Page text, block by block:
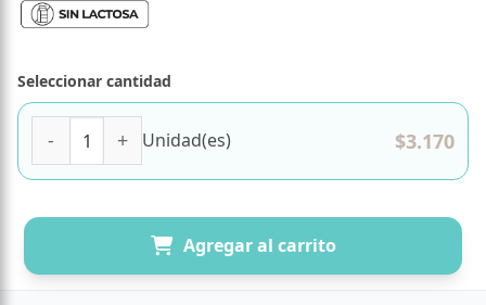
Seleccionar cantidad
Unidad(es) $3.170
Agregar al carrito